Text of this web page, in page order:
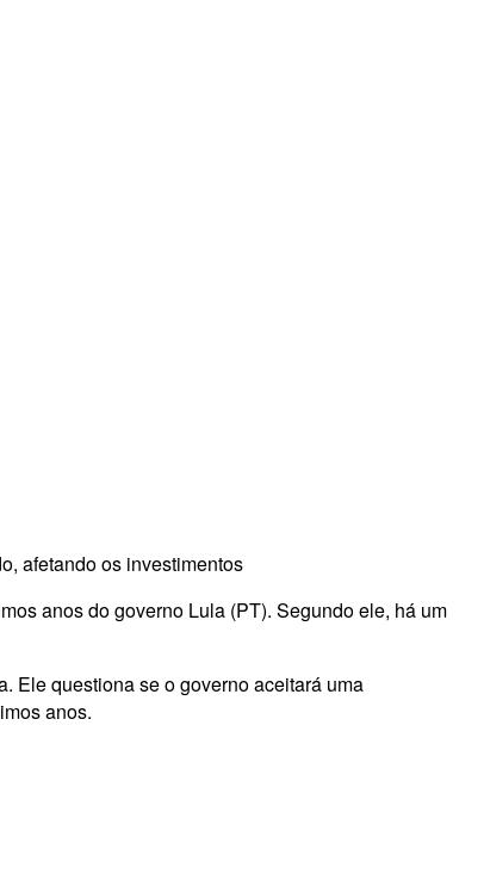
afetando os investimentos
anos do governo Lula (PT). Segundo ele, há um
Ele questiona se o governo aceitará uma
anos.